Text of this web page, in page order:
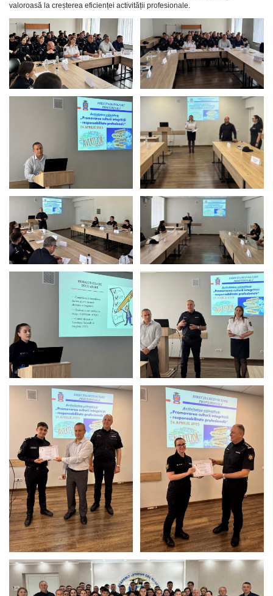
valoroasă la creșterea eficienței activității profesionale.